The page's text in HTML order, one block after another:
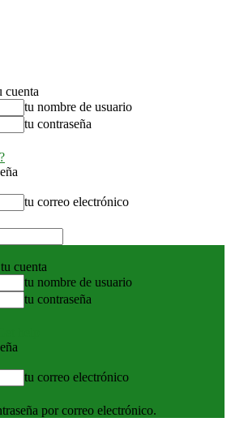
cuenta
tu nombre de usuario
tu contraseña
tu correo electrónico
cuenta
tu nombre de usuario
tu contraseña
tu correo electrónico
por correo electrónico.